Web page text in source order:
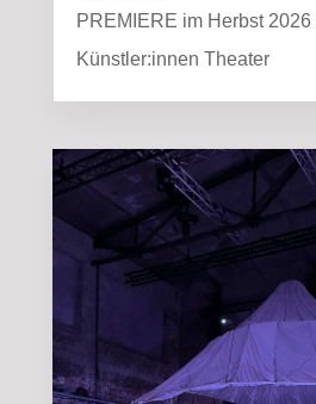
PREMIERE im Herbst
Künstler:innen Theater